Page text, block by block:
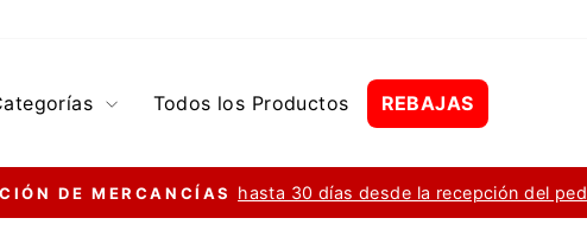
Todos los Productos REBAJAS
diapositivas
DE MERCANCÍAS hasta 30 días desde la recepción del